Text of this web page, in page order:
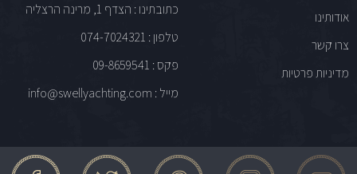
אודותינו
צרו קשר
מדיניות פרטיות
כתובתינו : הצדף 1, מרינה הרצליה
טלפון : 074-7024321
פקס : 09-8659541
מייל : info@swellyachting.com